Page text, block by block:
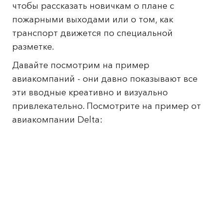
чтобы рассказать новичкам о плане с
пожарными выходами или о том, как
транспорт движется по специальной
разметке.
Давайте посмотрим на пример
авиакомпаний - они давно показывают все
эти вводные креативно и визуально
привлекательно. Посмотрите на пример от
авиакомпании Delta: